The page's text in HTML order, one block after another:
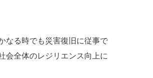
なる時でも災害復旧に従事で
会全体のレジリエンス向上に